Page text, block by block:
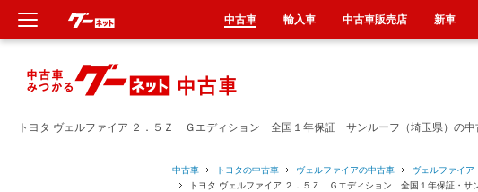
トヨタ ヴェルファイア ２．５Ｚ Ｇエディション 全国１年保証 サンルーフ（埼玉県）の中
中古車 トヨタの中古車 ヴェルファイアの中古車 ヴェルファイア
トヨタ ヴェルファイア ２．５Ｚ Ｇエディション 全国１年保証・サ
中古車 輸入車 中古車販売店 新車
新車
中古車